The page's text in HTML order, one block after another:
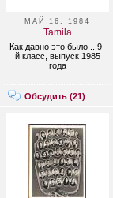
МАЙ 16, 1984
Tamila
Как давно это было... 9-
й класс, выпуск 1985
года
Обсудить (21)